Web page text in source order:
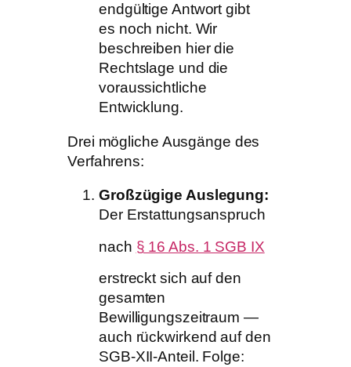
endgültige Antwort gibt
es noch nicht. Wir
beschreiben hier die
Rechtslage und die
voraussichtliche
Entwicklung.
Drei mögliche Ausgänge des
Verfahrens:
Großzügige Auslegung:
Der Erstattungsanspruch
nach § 16 Abs. 1 SGB IX
erstreckt sich auf den
gesamten
Bewilligungszeitraum —
auch rückwirkend auf den
SGB-XII-Anteil. Folge: